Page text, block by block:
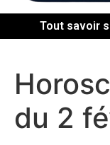
Tout savoir
du 2